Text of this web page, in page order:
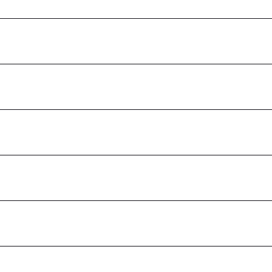
Basilicata
Molise
Bezirk Marijampolė
Northern Region
Woiwodschaft Masowien